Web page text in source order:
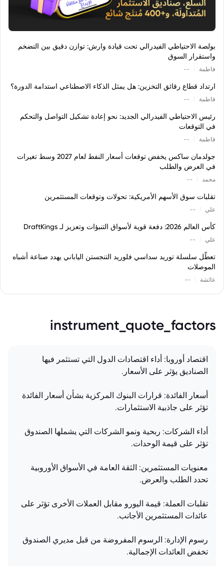
بولصة الاحتياطي الفيدرالي تحت قيادة وارش: توازن دقيق بين التضخم
واستقرار السوق
فاطمة --
ارتداد قطاع رقائق التخزين: هل يمثل الذكاء الاصطناعي استدامة الدورة؟
فاطمة --
رئيس الاحتياطي الفيدرالي الجديد: نحو إعادة تشكيل التواصل والتحكم
في التوقعات
فاطمة --
جولدمان ساكس يخفض توقعات أسعار النفط لعام 2027 وسط تغيرات
في العرض والطلب
محمد --
تقلبات سوق الأسهم الأمريكية: تحولات وتوقعات المستثمرين
علي --
كأس العالم 2026: دفعة قوية لأسواق التنبؤات وتعزيز لـ DraftKings
علي --
تعطّل سلسلة توريد سداسي فلوريد التنجستن الياباني يهدد صناعة أشباه
الموصلات
عائشة --
instrument_quote_factors
اقتصاد أوروبا: أداء اقتصادات الدول التي تستثمر فيها
الصناديق يؤثر على الأسعار.
أسعار الفائدة: قرارات البنوك المركزية بشأن أسعار الفائدة
تؤثر على جاذبية الاستثمارات.
أداء الشركات: ربحية ونمو الشركات التي يشملها الصندوق
تؤثر على قيمة الوحدات.
معنويات المستثمرين: الثقة العامة في الأسواق الأوروبية
تحدد الطلب والعرض.
تقلبات العملة: قيمة اليورو مقابل العملات الأخرى تؤثر على
عائدات المستثمرين الأجانب.
رسوم الإدارة: الرسوم المفروضة من قبل مديري الصندوق
تخفض العائدات الإجمالية.